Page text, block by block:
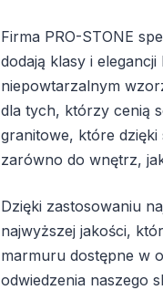
Firma PRO-STONE
dodają klasy i
niepowtarzalnym
dla tych, którzy cenią
granitowe, które dzięki
zarówno do wnętrz,
Dzięki zastosowaniu
najwyższej jakości,
marmuru dostępne w
odwiedzenia naszego